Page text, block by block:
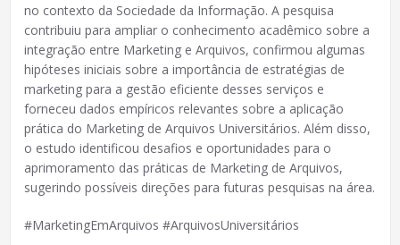
no contexto da Sociedade da Informação. A pesquisa
contribuiu para ampliar o conhecimento acadêmico sobre a
integração entre Marketing e Arquivos, confirmou algumas
hipóteses iniciais sobre a importância de estratégias de
marketing para a gestão eficiente desses serviços e
forneceu dados empíricos relevantes sobre a aplicação
prática do Marketing de Arquivos Universitários. Além disso,
o estudo identificou desafios e oportunidades para o
aprimoramento das práticas de Marketing de Arquivos,
sugerindo possíveis direções para futuras pesquisas na área.
#MarketingEmArquivos #ArquivosUniversitários